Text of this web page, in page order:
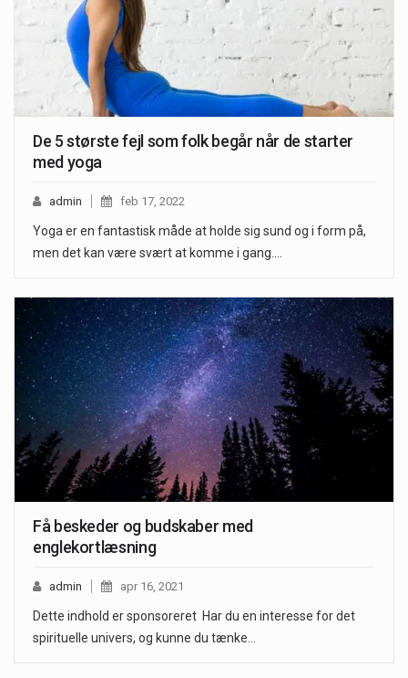
De 5 største fejl som folk begår når de starter
med yoga
admin feb 17, 2022
Yoga er en fantastisk måde at holde sig sund og i form på,
men det kan være svært at komme i gang.…
Få beskeder og budskaber med
englekortlæsning
admin apr 16, 2021
Dette indhold er sponsoreret Har du en interesse for det
spirituelle univers, og kunne du tænke…